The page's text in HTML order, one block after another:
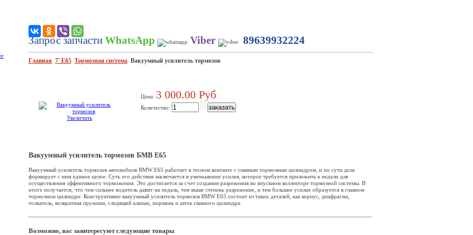
Запрос запчасти WhatsApp Viber 89639932224
Главная 7′ E65 Тормозная система Вакуумный усилитель тормозов
Увеличить
Цена: 3 000.00 Руб
Количество:
Вакуумный усилитель тормозов БМВ Е65
Вакуумный усилитель тормозов автомобиля BMW E65 работает в тесном контакте с главным тормозным цилиндром, и по сути дела
формирует с ним единое целое. Суть его действия заключается в уменьшении усилия, которое требуется приложить к педали для
осуществления эффективного торможения. Это достигается за счет создания разрежения во впускном коллекторе тормозной системы. В
итоге получается, что чем сильнее водитель давит на педаль, тем выше степень разрежение, и тем большее усилие образуется в главном
тормозном цилиндре. Конструктивно вакуумный усилитель тормозов BMW E65 состоит из таких деталей, как корпус, диафрагма,
толкатель, возвратная пружина, следящий клапан, поршень и шток главного цилиндра.
Возможно, вас заинтересуют следующие товары